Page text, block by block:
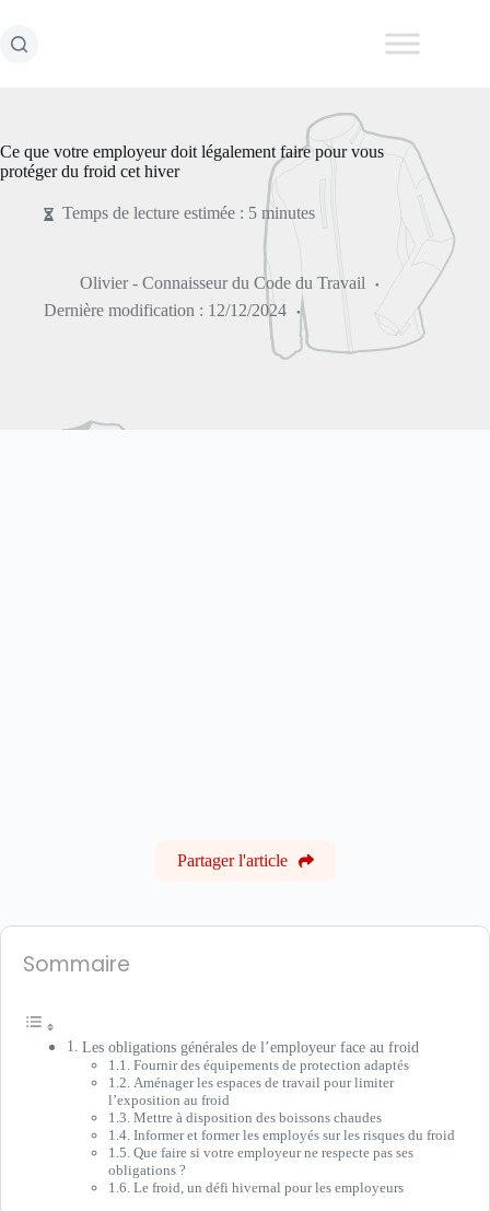
contenu
Ce que votre employeur doit légalement faire pour vous
protéger du froid cet hiver
Temps de lecture estimée : 5 minutes
Olivier - Connaisseur du Code du Travail
Dernière modification : 12/12/2024
Partager l'article
Sommaire
Les obligations générales de l’employeur face au froid
Fournir des équipements de protection adaptés
Aménager les espaces de travail pour limiter
l’exposition au froid
Mettre à disposition des boissons chaudes
Informer et former les employés sur les risques du froid
Que faire si votre employeur ne respecte pas ses
obligations ?
Le froid, un défi hivernal pour les employeurs